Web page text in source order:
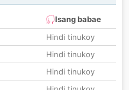
Isang babae
Hindi tinukoy
Hindi tinukoy
Hindi tinukoy